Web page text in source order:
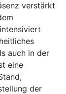
verstärkt
auch in der
eine
der